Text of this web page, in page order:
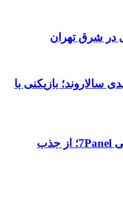
در شرق تهران
سالاروند؛ بازیکنی با
خدمات شبکه‌های اجتماعی 7Panel؛ از جذب